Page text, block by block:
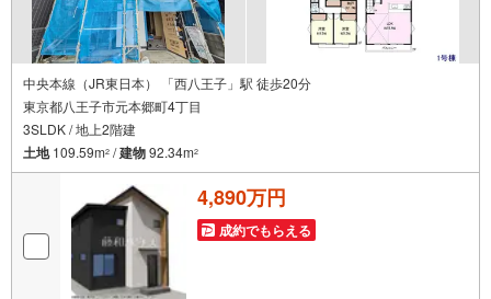
中央本線（JR東日本） 「西八王子」駅 徒歩20分
東京都八王子市元本郷町4丁目
3SLDK / 地上2階建
土地109.59m2 /建物92.34m2
4,890万円
成約でもらえる